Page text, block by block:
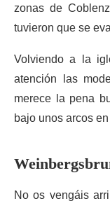
zonas de
tuvieron que se
Volviendo a la
atención las
merece la pena
bajo unos arcos
No os vengáis